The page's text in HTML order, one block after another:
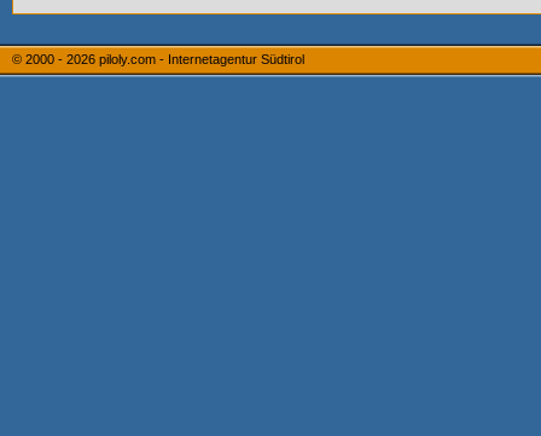
© 2000 - 2026 piloly.com - Internetagentur Südtirol